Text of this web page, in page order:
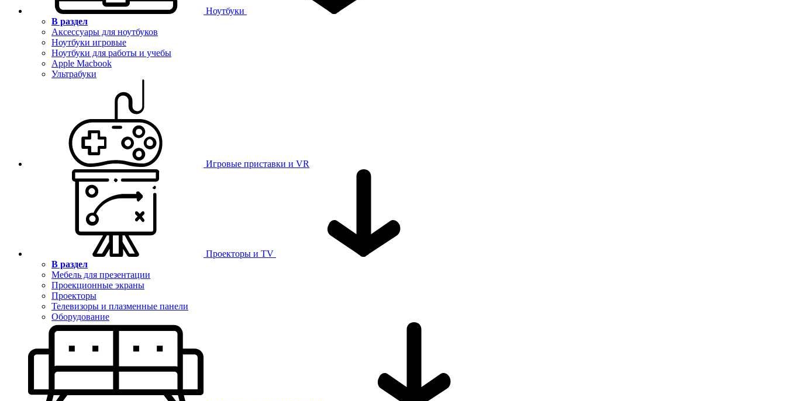
Ноутбуки
В раздел
Аксессуары для ноутбуков
Ноутбуки игровые
Ноутбуки для работы и учебы
Apple Macbook
Ультрабуки
Игровые приставки и VR
Проекторы и TV
В раздел
Мебель для презентации
Проекционные экраны
Проекторы
Телевизоры и плазменные панели
Оборудование